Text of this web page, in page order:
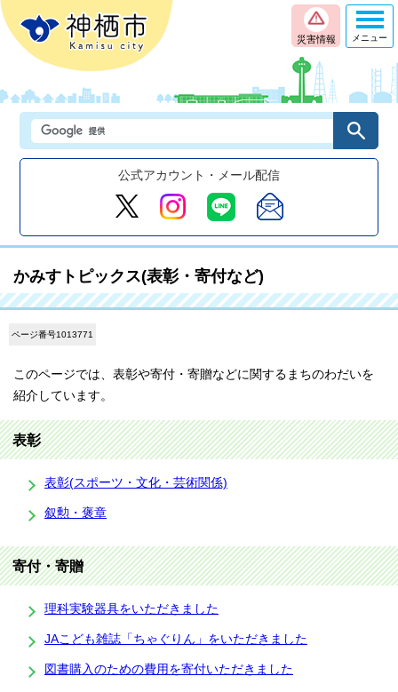
災害情報
公式アカウント・メール配信
メニュー
かみすトピックス(表彰・寄付など)
ページ番号1013771
このページでは、表彰や寄付・寄贈などに関するまちのわだいを
紹介しています。
表彰
表彰(スポーツ・文化・芸術関係)
叙勲・褒章
寄付・寄贈
理科実験器具をいただきました
JAこども雑誌「ちゃぐりん」をいただきました
図書購入のための費用を寄付いただきました